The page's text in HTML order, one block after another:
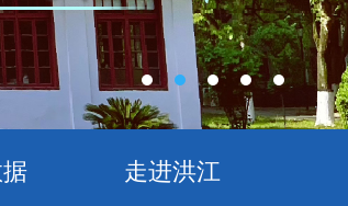
走进洪江